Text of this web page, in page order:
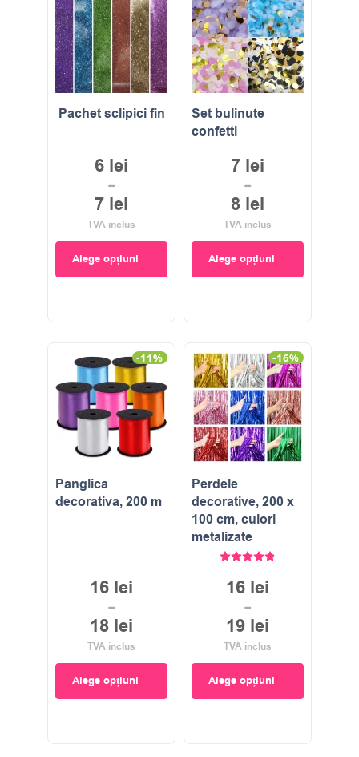
Pachet sclipici fin
6 lei
–
7 lei
TVA inclus
Alege opțiuni
Set bulinute
confetti
7 lei
–
8 lei
TVA inclus
Alege opțiuni
-11%
Panglica
decorativa, 200 m
16 lei
–
18 lei
TVA inclus
Alege opțiuni
-16%
Perdele
decorative, 200 x
100 cm, culori
metalizate
Evaluat la
16 lei
–
19 lei
TVA inclus
Alege opțiuni